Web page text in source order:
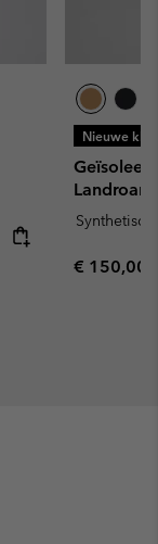
Nieuwe
Regular
€ 150,00